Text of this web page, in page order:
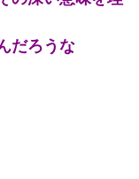
ｗｗ
だろうな